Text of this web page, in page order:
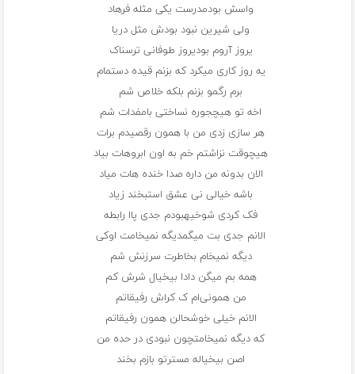
واسش بودمدرست یکی مثله فرهاد
ولی شیرین نبود بودش مثل دریا
یروز آروم بودیروز طوفانی ترسناک
یه روز کاری میکرد که بزنم قیده دستمام
برم رگمو بزنم بلکه خلاص شم
اخه تو هیچجوره نساختی بامفدات شم
هر سازی زدی من با همون رقصیدم برات
هیچوقت نزاشتم خم به اون ابروهات بیاد
الان بدونه من داره صدا خنده هات میاد
باشه خیالی نی عشق استبخند زیاد
فک کردی شوخیهبودم جدی پاا رابطه
الانم جدی بت میگمدیگه نمیخامت اوکی
دیگه نمیخام بخاطرت سرزنش شم
همه بم میگن دادا بیخیال شرش کم
من همونی‌ام ک کراش رفیقاتم
الانم خیلی خوشحالن همون رفیقاتم
که دیگه نمیخامتچون نبودی در حده من
اصن بیخیاله مسترتو بازم بخند